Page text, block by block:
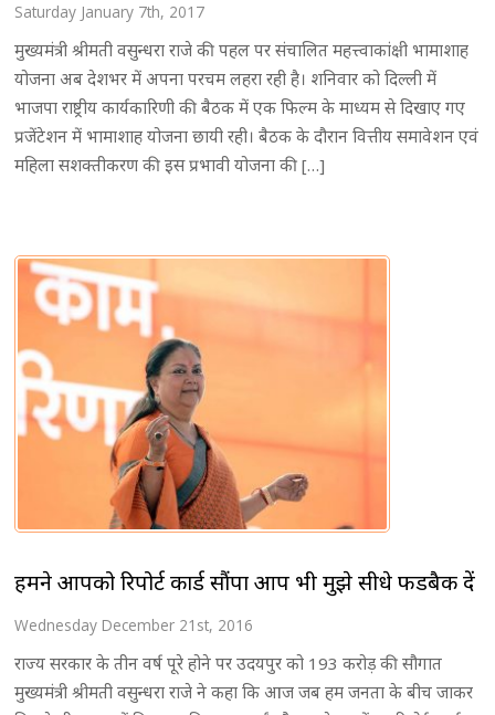
Saturday January 7th, 2017
मुख्यमंत्री श्रीमती वसुन्धरा राजे की पहल पर संचालित महत्त्वाकांक्षी भामाशाह
योजना अब देशभर में अपना परचम लहरा रही है। शनिवार को दिल्ली में
भाजपा राष्ट्रीय कार्यकारिणी की बैठक में एक फिल्म के माध्यम से दिखाए गए
प्रजेंटेशन में भामाशाह योजना छायी रही। बैठक के दौरान वित्तीय समावेशन एवं
महिला सशक्तीकरण की इस प्रभावी योजना की […]
हमने आपको रिपोर्ट कार्ड सौंपा आप भी मुझे सीधे फीडबैक दें
Wednesday December 21st, 2016
राज्य सरकार के तीन वर्ष पूरे होने पर उदयपुर को 193 करोड़ की सौगात
मुख्यमंत्री श्रीमती वसुन्धरा राजे ने कहा कि आज जब हम जनता के बीच जाकर